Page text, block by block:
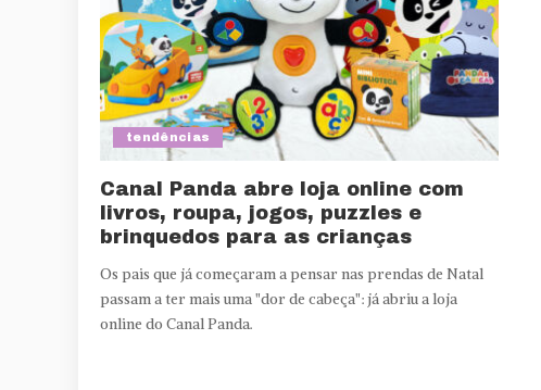
tendências
Canal Panda abre loja online com
livros, roupa, jogos, puzzles e
brinquedos para as crianças
Os pais que já começaram a pensar nas prendas de Natal
passam a ter mais uma "dor de cabeça": já abriu a loja
online do Canal Panda.